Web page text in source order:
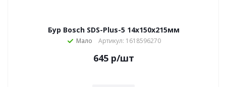
Бур Bosch SDS-Plus-5 14х150х215мм
Мало Артикул: 1618596270
645р/шт